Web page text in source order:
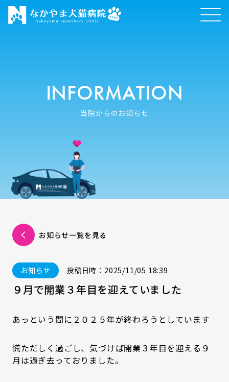
INFORMATION
当院からのお知らせ
お知らせ一覧を見る
お知らせ 投稿日時：2025/11/05 18:39
９月で開業３年目を迎えていました
あっという間に２０２５年が終わろうとしています
慌ただしく過ごし、気づけば開業３年目を迎える９
月は過ぎ去っておりました。